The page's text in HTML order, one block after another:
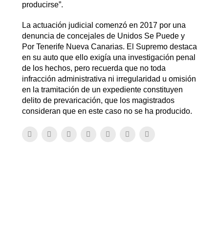
producirse”.
La actuación judicial comenzó en 2017 por una
denuncia de concejales de Unidos Se Puede y
Por Tenerife Nueva Canarias. El Supremo destaca
en su auto que ello exigía una investigación penal
de los hechos, pero recuerda que no toda
infracción administrativa ni irregularidad u omisión
en la tramitación de un expediente constituyen
delito de prevaricación, que los magistrados
consideran que en este caso no se ha producido.